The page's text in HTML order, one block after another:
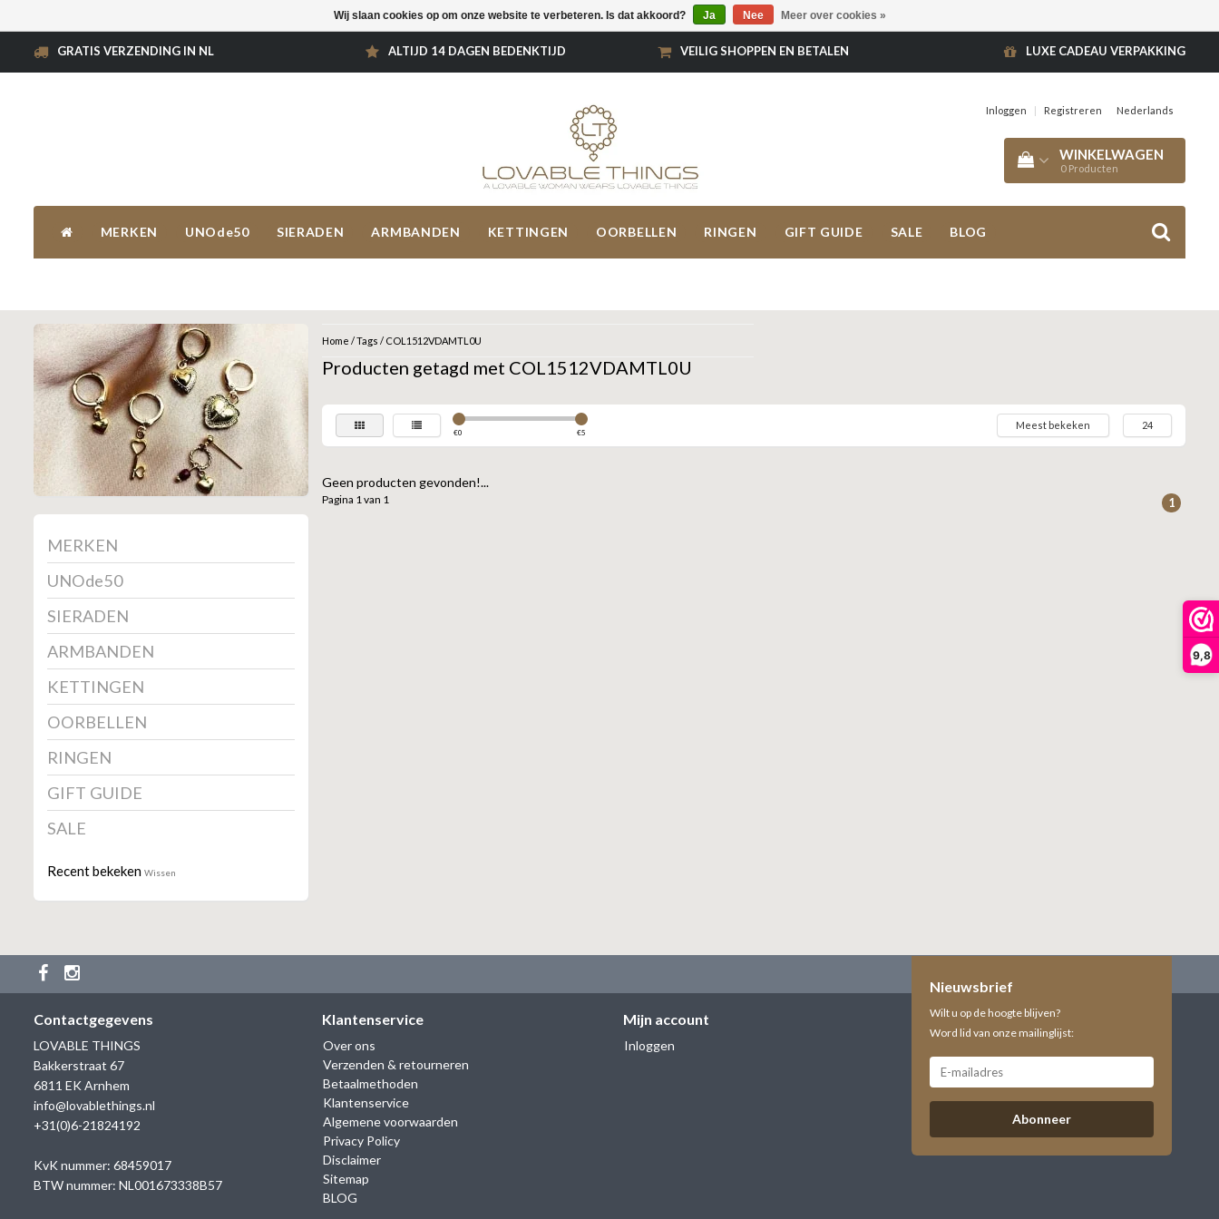
9,8
GRATIS VERZENDING IN NL ALTIJD 14 DAGEN BEDENKTIJD VEILIG SHOPPEN EN BETALEN LUXE CADEAU VERPAKKING
Inloggen | Registreren Nederlands
WINKELWAGEN
0 Producten
MERKEN UNOde50 SIERADEN ARMBANDEN KETTINGEN OORBELLEN RINGEN GIFT GUIDE SALE BLOG
MERKEN
UNOde50
SIERADEN
ARMBANDEN
KETTINGEN
OORBELLEN
RINGEN
GIFT GUIDE
SALE
Recent bekeken Wissen
Home /Tags / COL1512VDAMTL0U
Producten getagd met COL1512VDAMTL0U
€0 €5
Meest bekeken 24
Geen producten gevonden!...
Pagina 1 van 1 1
Contactgegevens
LOVABLE THINGS
Bakkerstraat 67
6811 EK Arnhem
info@lovablethings.nl
+31(0)6-21824192
KvK nummer: 68459017
BTW nummer: NL001673338B57
Klantenservice
Over ons
Verzenden & retourneren
Betaalmethoden
Klantenservice
Algemene voorwaarden
Privacy Policy
Disclaimer
Sitemap
BLOG
Mijn account
Inloggen
Nieuwsbrief
Wilt u op de hoogte blijven?
Word lid van onze mailinglijst:
Abonneer
Wij slaan cookies op om onze website te verbeteren. Is dat akkoord? Ja Nee Meer over cookies »